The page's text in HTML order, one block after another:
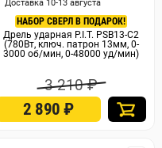
Доставка 10-13 августа
НАБОР СВЕРЛ В ПОДАРОК!
Дрель ударная P.I.T. PSB13-C2
(780Вт, ключ. патрон 13мм, 0-
3000 об/мин, 0-48000 уд/мин)
3 210 ₽
2 890₽